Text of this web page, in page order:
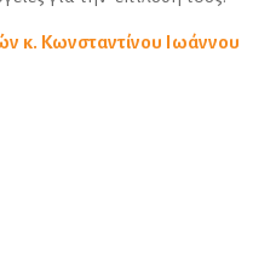
κ. Κωνσταντίνου Ιωάννου